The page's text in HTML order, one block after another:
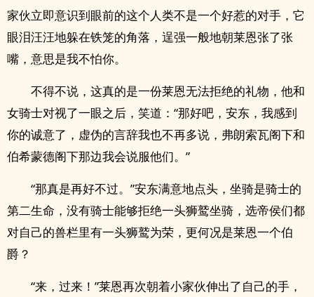
家伙立即意识到眼前的这个人类不是一个好惹的对手，它
眼泪汪汪地躲在铁笼的角落，逞强一般地朝莱恩张了张
嘴，意思是我不怕你。
不得不说，这真的是一份莱恩无法拒绝的礼物，他和
女骑士对视了一眼之后，笑道：“那好吧，安东，我感到
你的诚意了，虚伪的言辞我也不再多说，弗朗索瓦阁下和
伯希蒙德阁下那边我会说服他们。”
“那真是再好不过。”安东满意地点头，坐骑是骑士的
第二生命，没有骑士能够拒绝一头狮鹫坐骑，选帝侯们都
对自己的兽栏里有一头狮鹫为荣，更何况是莱恩一个伯
爵？
“来，过来！”莱恩再次朝着小家伙伸出了自己的手，